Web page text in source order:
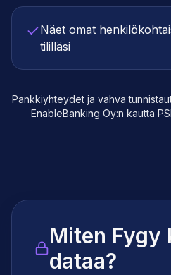
Näet omat
tililläsi
Pankkiyhteydet ja vahva
EnableBanking Oy:n kautta
Miten Fygy
dataa?